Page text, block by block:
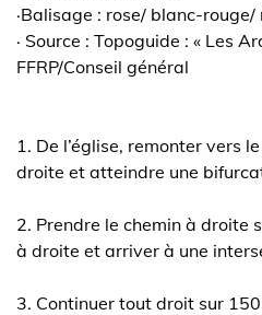
·Balisage : rose/ blanc-rouge/
· Source : Topoguide : « Les
FFRP/Conseil général
1. De l’église, remonter vers
droite et atteindre une
2. Prendre le chemin à droite
à droite et arriver à une
3. Continuer tout droit sur